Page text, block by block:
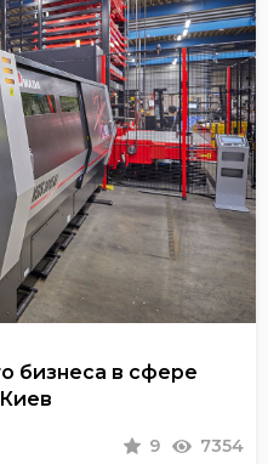
бизнеса в сфере
9 7354